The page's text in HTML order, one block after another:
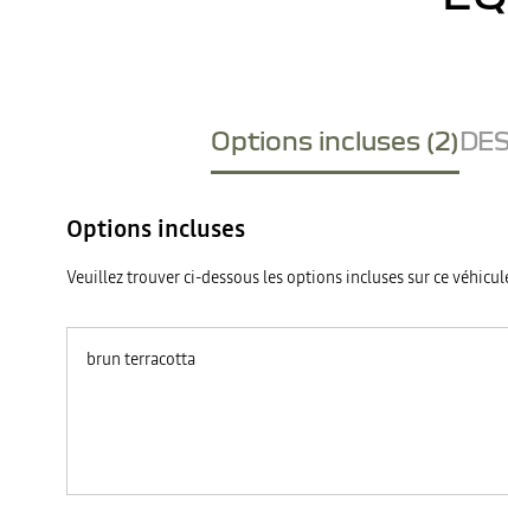
Options incluses (2)
Options incluses
Veuillez trouver ci-dessous les options incluses sur ce
brun terracotta